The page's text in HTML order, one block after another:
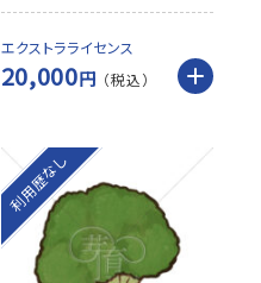
エクストラライセンス
20,000円
利用歴なし